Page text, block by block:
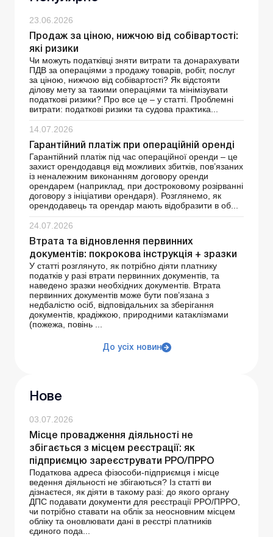
23.06.2026
Продаж за ціною, нижчою від собівартості:
які ризики
Чи можуть податківці зняти витрати та донарахувати
ПДВ за операціями з продажу товарів, робіт, послуг
за ціною, нижчою від собівартості? Як відстояти
ділову мету за такими операціями та мінімізувати
податкові ризики? Про все це – у статті. Проблемні
витрати: податкові ризики та судова практика...
14.07.2026
Гарантійний платіж при операційній оренді
Гарантійний платіж під час операційної оренди – це
захист орендодавця від можливих збитків, пов’язаних
із неналежним виконанням договору оренди
орендарем (наприклад, при достроковому розірванні
договору з ініціативи орендаря). Розглянемо, як
орендодавець та орендар мають відобразити в об...
24.07.2026
Втрата та відновлення первинних
документів: покрокова інструкція + зразки
У статті розглянуто, як потрібно діяти платнику
податків у разі втрати первинних документів, та
наведено зразки необхідних документів. Втрата
первинних документів може бути пов’язана з
недбалістю осіб, відповідальних за зберігання
документів, крадіжкою, природними катаклізмами
(пожежа, повінь ...
До усіх новин
Нове
03.07.2026
Місце провадження діяльності не
збігається з місцем реєстрації: як
підприємцю зареєструвати РРО/ПРРО
Податкова адреса фізособи-підприємця і місце
ведення діяльності не збігаються? Із статті ви
дізнаєтеся, як діяти в такому разі: до якого органу
ДПС подавати документи для реєстрації РРО/ПРРО,
чи потрібно ставати на облік за неосновним місцем
обліку та оновлювати дані в реєстрі платників
єдиного пода...